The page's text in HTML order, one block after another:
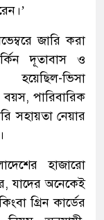
জারি করা
দূতাবাস ও
ভিসা
বয়স, পারিবারিক
সহায়তা নেয়ার
হাজারো
যাদের অনেকেই
গ্রিন কার্ডের